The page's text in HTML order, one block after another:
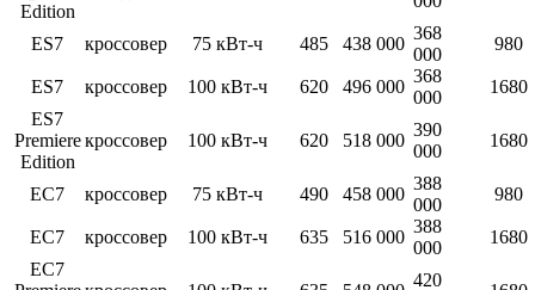
Edition
ES7 кроссовер 75 кВт-ч 485 438 000
368
000
980
ES7 кроссовер 100 кВт-ч 620 496 000
368
000
1680
ES7
Premiere
Edition
кроссовер 100 кВт-ч 620 518 000
390
000
1680
EC7 кроссовер 75 кВт-ч 490 458 000
388
000
980
EC7 кроссовер 100 кВт-ч 635 516 000
388
000
1680
EC7
420